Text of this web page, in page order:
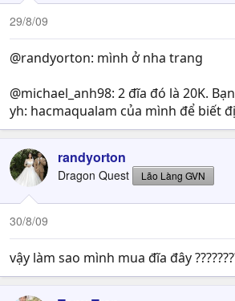
29/8/09
@randyorton: mình ở nha trang
@michael_anh98: 2 đĩa đó là 20K.
yh: hacmaqualam của mình để biết
randyorton
Dragon Quest Lão Làng GVN
30/8/09
vậy làm sao mình mua đĩa đây